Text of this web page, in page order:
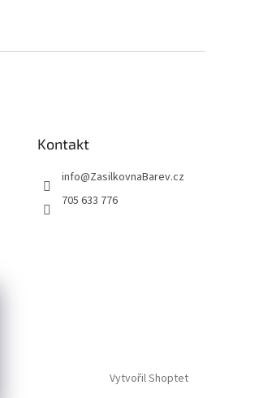
Kontakt
info@ZasilkovnaBarev.cz
705 633 776
Vytvořil Shoptet